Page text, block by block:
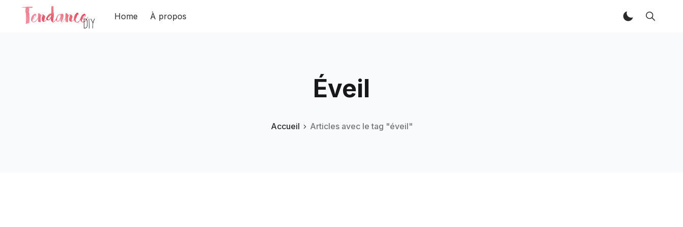
Home À propos
Éveil
Accueil Articles avec le tag "éveil"